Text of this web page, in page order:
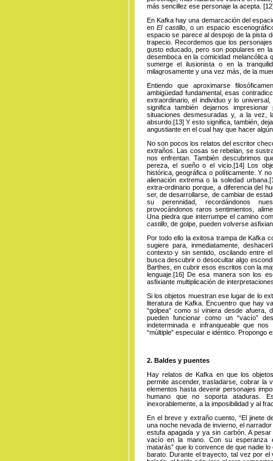
más sencillez ese personaje la acepta.
En Kafka hay una demarcación del
enEl castillo , o un espacio
espacio se parece al despojo de la pista
trapecio. Recordemos que los
gusto educado, pero son populares en
desemboca en la comicidad melancólica
sumerge el ilusionista o en la
milagrosamente y una vez más, de la
Entiendo que aproximarse
ambigüedad fundamental, esas
extraordinario, el individuo y lo
significa también dejarnos
situaciones desmesuradas y, a la vez,
absurdo. [13]Y esto significa, también,
angustiante en el cual hay que hacer
No son pocos los relatos del escritor
extraños. Las cosas se rebelan, se
nos enfrentan. También descubrimos
pereza, el sueño o el vicio. [14]Los
histórica, geográfica o políticamente. Y
alienación extrema o la soledadurbana.
extra-ordinario porque, a diferencia del
ser, de desarrollarse, de cambiar de
su perennidad, recordándonos
provocándonos raros sentimientos,
Una piedra que interrumpe el camino
castillo, de golpe, pueden volverse
Por todo ello la exitosa trampa de Kafka
sugiere para, inmediatamente,
contexto y sin sentido, oscilando entre
busca descubrir o desocultar algo
Barthes, en cubrir esos escritos con la
lenguaje. [16]De esa manera son los
asfixiante multiplicación de
Si los objetos muestran ese lugar de lo
literatura de Kafka. Encuentro que hay
“golpea” como si viniera desde afuera,
pueden funcionar como un “vacío”
indeterminada e infranqueable que
“múltiple” especular e idéntico. Propongo
2. Baldes y puentes
Hay relatos de Kafka en que los
permite ascender, trasladarse, cobrar la
elementos hasta devenir personajes
humano que no soporta ataduras.
inexorablemente, a la imposibilidad y al
En el breve y extraño cuento, “El jinete
una noche nevada de invierno, el
estufa apagada y ya sin carbón. A
vacío en la mano. Con su esperanza
matarás” que lo convence de que nadie
barato. Durante el trayecto, tal vez por